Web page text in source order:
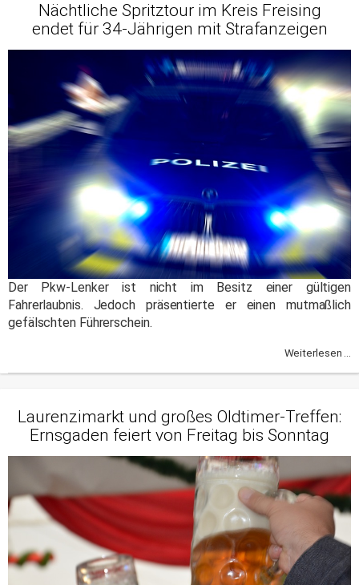
Nächtliche Spritztour im Kreis Freising
endet für 34-Jährigen mit Strafanzeigen
Der Pkw-Lenker ist nicht im Besitz einer gültigen
Fahrerlaubnis. Jedoch präsentierte er einen mutmaßlich
gefälschten Führerschein.
Weiterlesen ...
Laurenzimarkt und großes Oldtimer-Treffen:
Ernsgaden feiert von Freitag bis Sonntag